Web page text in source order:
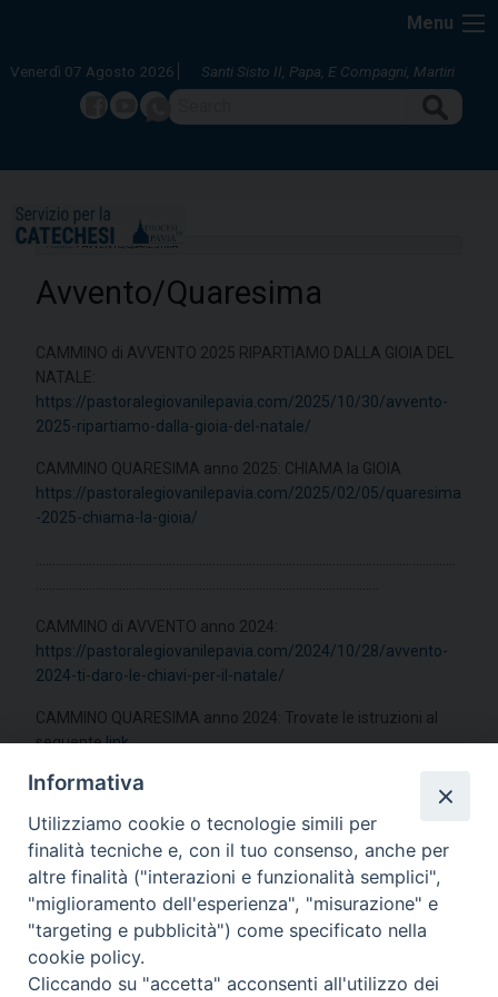
content
Menu
Venerdì 07 Agosto 2026 Santi Sisto II, Papa, E Compagni, Martiri
Facebook
Youtube
HOME » AVVENTO/QUARESIMA
Avvento/Quaresima
CAMMINO di AVVENTO 2025 RIPARTIAMO DALLA GIOIA DEL
NATALE:
https://pastoralegiovanilepavia.com/2025/10/30/avvento-
2025-ripartiamo-dalla-gioia-del-natale/
CAMMINO QUARESIMA anno 2025: CHIAMA la GIOIA
https://pastoralegiovanilepavia.com/2025/02/05/quaresima
-2025-chiama-la-gioia/
CAMMINO di AVVENTO anno 2024:
https://pastoralegiovanilepavia.com/2024/10/28/avvento-
2024-ti-daro-le-chiavi-per-il-natale/
CAMMINO QUARESIMA anno 2024: Trovate le istruzioni al
seguentelink
Informativa
Utilizziamo cookie o tecnologie simili per
finalità tecniche e, con il tuo consenso, anche per
altre finalità ("interazioni e funzionalità semplici",
"miglioramento dell'esperienza", "misurazione" e
"targeting e pubblicità") come specificato nella
cookie policy.
Cliccando su "accetta" acconsenti all'utilizzo dei